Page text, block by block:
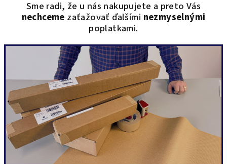
Sme radi, že u nás nakupujete a preto Vás
nechceme zaťažovať ďalšími nezmyselnými
poplatkami.